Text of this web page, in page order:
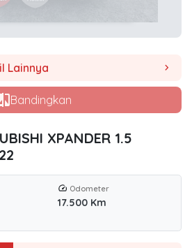
Lainnya chevron_right
Bandingkan
XPANDER 1.5
Odometer
17.500 Km